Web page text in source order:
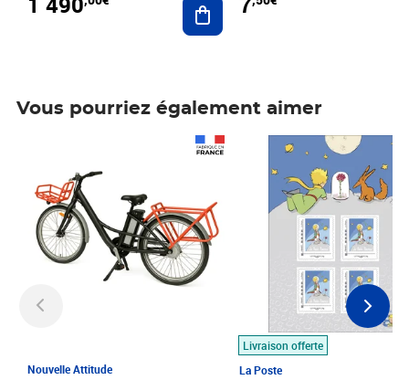
Vous pourriez également aimer
Nouvelle Attitude
Livraison offerte
La Poste
Prix 7,50€